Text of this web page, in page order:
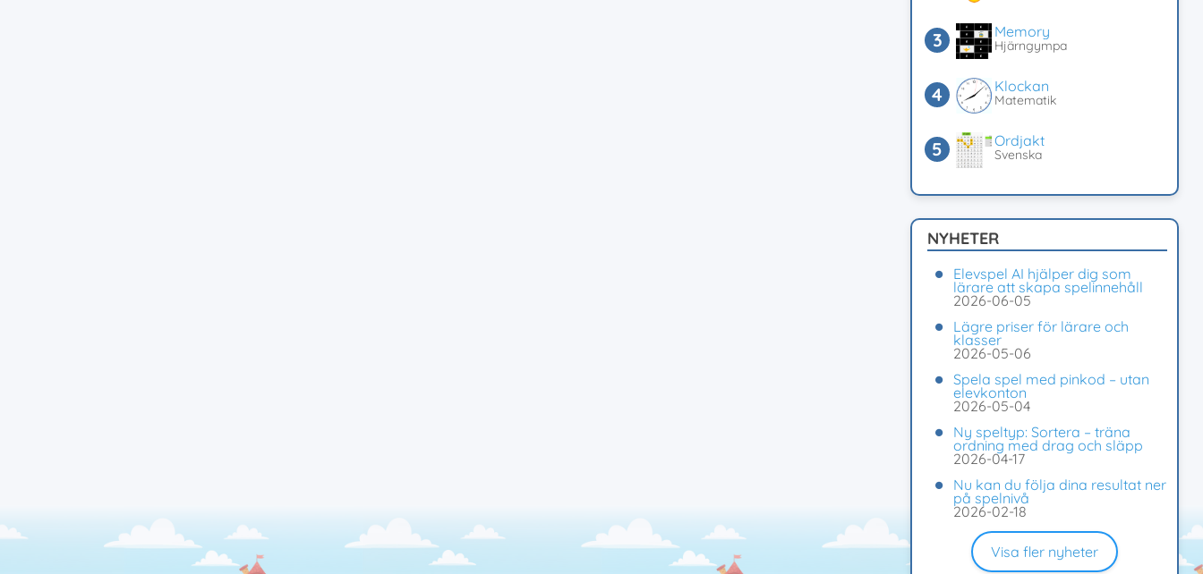
Memory
Hjärngympa
Klockan
Matematik
Ordjakt
Svenska
NYHETER
Elevspel AI hjälper dig som
lärare att skapa spelinnehåll
2026-06-05
Lägre priser för lärare och
klasser
2026-05-06
Spela spel med pinkod – utan
elevkonton
2026-05-04
Ny speltyp: Sortera – träna
ordning med drag och släpp
2026-04-17
Nu kan du följa dina resultat ner
på spelnivå
2026-02-18
Visa fler nyheter